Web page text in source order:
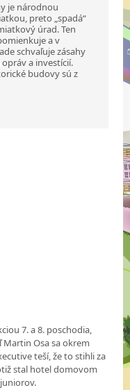
je národnou
preto „spadá“
úrad. Ten
a v
schvaľuje zásahy
a investícií.
budovy sú z
7. a 8. poschodia,
Osa sa okrem
teší, že to stihli za
stal hotel domovom